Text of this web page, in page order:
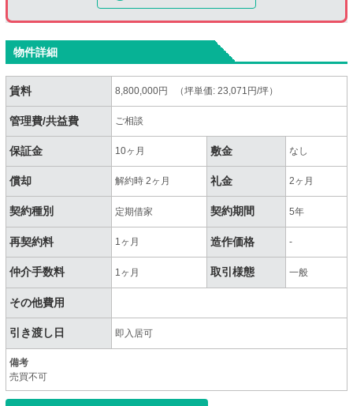
物件詳細
賃料 8,800,000円 （坪単価: 23,071円/坪）
管理費/共益費 ご相談
保証金 10ヶ月 敷金 なし
償却 解約時 2ヶ月 礼金 2ヶ月
契約種別 定期借家 契約期間 5年
再契約料 1ヶ月 造作価格 -
仲介手数料 1ヶ月 取引様態 一般
その他費用
引き渡し日 即入居可
備考
売買不可